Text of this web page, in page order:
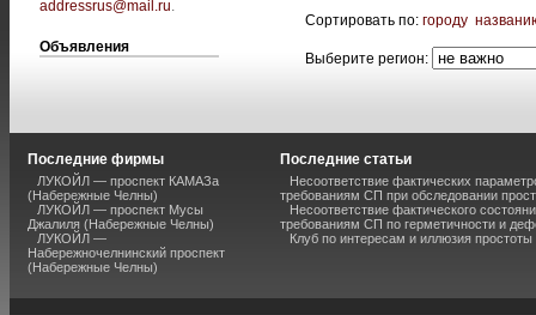
addressrus@mail.ru.
Объявления
Сортировать по: городу
Выберите регион:
Последние фирмы
ЛУКОЙЛ — проспект КАМАЗа
(Набережные Челны)
ЛУКОЙЛ — проспект Мусы
Джалиля (Набережные Челны)
ЛУКОЙЛ —
Набережночелнинский проспект
(Набережные Челны)
Последние статьи
Несоответствие фактических
требованиям СП при обследовании
Несоответствие фактического
требованиям СП по герметичности и
Клуб по интересам и иллюзия простоты